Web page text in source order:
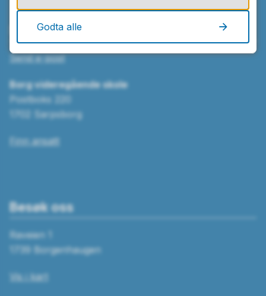
Skriv til oss
Send e-post
Borg videregående skole
Postboks 220
1702 Sarpsborg
Finn ansatt
Besøk oss
Raveien 1
1739 Borgenhaugen
Vis i kart
Godta alle